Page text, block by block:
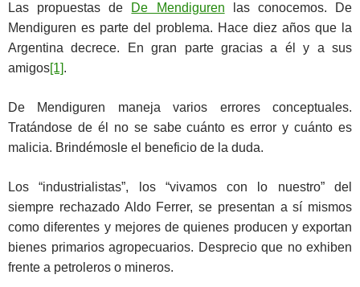
Las propuestas de De Mendiguren las conocemos. De
Mendiguren es parte del problema. Hace diez años que la
Argentina decrece. En gran parte gracias a él y a sus
amigos[1].
De Mendiguren maneja varios errores conceptuales.
Tratándose de él no se sabe cuánto es error y cuánto es
malicia. Brindémosle el beneficio de la duda.
Los “industrialistas”, los “vivamos con lo nuestro” del
siempre rechazado Aldo Ferrer, se presentan a sí mismos
como diferentes y mejores de quienes producen y exportan
bienes primarios agropecuarios. Desprecio que no exhiben
frente a petroleros o mineros.